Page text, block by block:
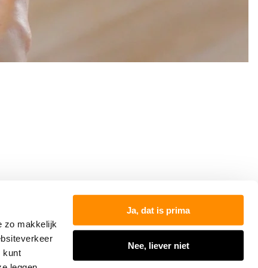
zo makkelijk
kunt
Ja, dat is prima
Nee, liever niet